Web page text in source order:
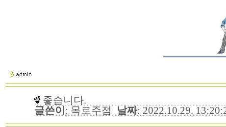
좋습니다.
글쓴이 : 목로주점 날짜: 2022.10.29.